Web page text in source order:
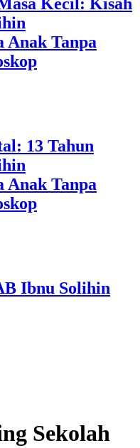
Kecil: Kisah
Anak Tanpa
13 Tahun
Anak Tanpa
Ibnu Solihin
Sekolah